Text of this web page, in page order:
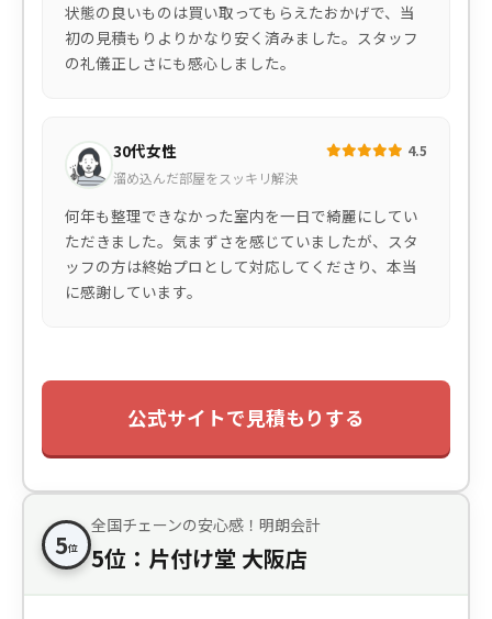
状態の良いものは買い取ってもらえたおかげで、当
初の見積もりよりかなり安く済みました。スタッフ
の礼儀正しさにも感心しました。
30代女性
溜め込んだ部屋をスッキリ解決
4.5
何年も整理できなかった室内を一日で綺麗にしてい
ただきました。気まずさを感じていましたが、スタ
ッフの方は終始プロとして対応してくださり、本当
に感謝しています。
公式サイトで見積もりする
5位
全国チェーンの安心感！明朗会計
5位：片付け堂 大阪店